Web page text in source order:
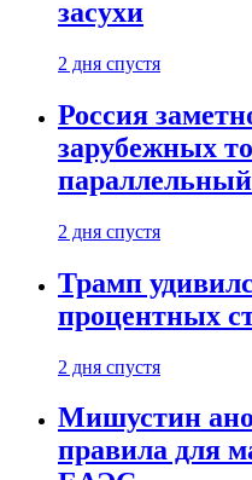
засухи
2 дня спустя
Россия
зарубежных
2 дня спустя
Трамп
процентных
2 дня спустя
Мишустин
правила для